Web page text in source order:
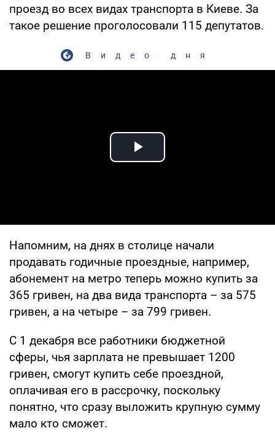
проезд во всех видах транспорта в Киеве. За
такое решение проголосовали 115 депутатов.
Видео дня
Play Video
Напомним, на днях в столице начали
продавать годичные проездные, например,
абонемент на метро теперь можно купить за
365 гривен, на два вида транспорта – за 575
гривен, а на четыре – за 799 гривен.
С 1 декабря все работники бюджетной
сферы, чья зарплата не превышает 1200
гривен, смогут купить себе проездной,
оплачивая его в рассрочку, поскольку
понятно, что сразу выложить крупную сумму
мало кто сможет.